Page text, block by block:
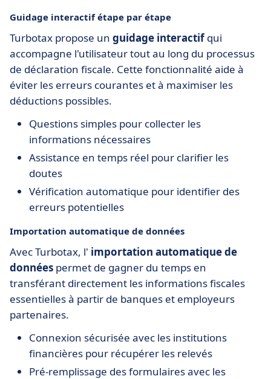
Guidage interactif étape par étape
Turbotax propose un guidage interactifqui
accompagne l'utilisateur tout au long du processus
de déclaration fiscale. Cette fonctionnalité aide à
éviter les erreurs courantes et à maximiser les
déductions possibles.
Questions simples pour collecter les
informations nécessaires
Assistance en temps réel pour clarifier les
doutes
Vérification automatique pour identifier des
erreurs potentielles
Importation automatique de données
Avec Turbotax, l' importation automatique de
données permet de gagner du temps en
transférant directement les informations fiscales
essentielles à partir de banques et employeurs
partenaires.
Connexion sécurisée avec les institutions
financières pour récupérer les relevés
Pré-remplissage des formulaires avec les